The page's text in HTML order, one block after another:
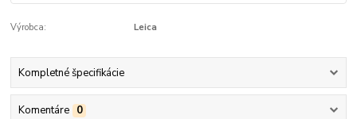
Výrobca: Leica
Kompletné špecifikácie
Komentáre 0